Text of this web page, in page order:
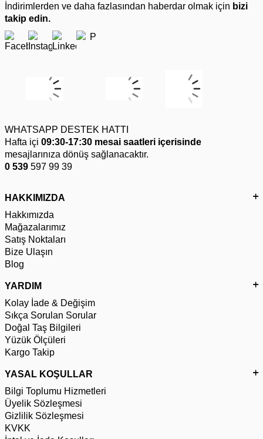
İndirimlerden ve daha fazlasından haberdar olmak için bizi
takip edin.
WHATSAPP DESTEK HATTI
Hafta içi 09:30-17:30 mesai saatleri içerisinde
mesajlarınıza dönüş sağlanacaktır.
0 539 597 99 39
HAKKIMIZDA
Hakkımızda
Mağazalarımız
Satış Noktaları
Bize Ulaşın
Blog
YARDIM
Kolay İade & Değişim
Sıkça Sorulan Sorular
Doğal Taş Bilgileri
Yüzük Ölçüleri
Kargo Takip
YASAL KOŞULLAR
Bilgi Toplumu Hizmetleri
Üyelik Sözleşmesi
Gizlilik Sözleşmesi
KVKK